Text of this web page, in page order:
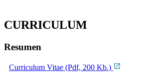
CURRICULUM
Resumen
Curriculum Vitae (Pdf, 200 Kb.)